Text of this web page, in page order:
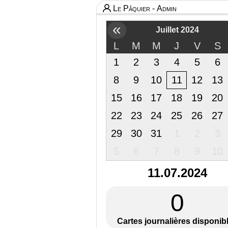
Le Pâquier - Admin
« Juillet 2024
L M M J V
S
1
2 3 4 5
6
8
9 10 11 12
13
15
16 17 18 19
20
22
23 24 25 26
27
29
30 31
11.07.2024
0
Cartes journalières